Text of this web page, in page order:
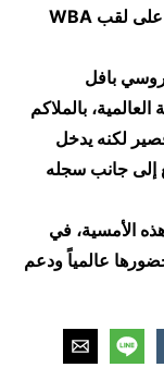
ميرونتشيكوف والأوزبكي أولوغبك سوبرُوف على لقب WBA
بافل
بالملاكم
لكنه يدخل
إلى جانب سجله
الأمسية، في
عالمياً ودعم